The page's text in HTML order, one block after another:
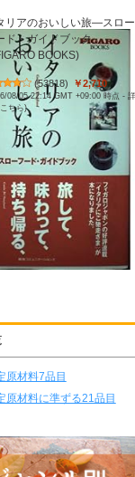
リアのおいしい旅―スロー
ド・ガイドブック
BOOKS)
(53818) ￥2,710
08/05 22:14 GMT +09:00 時点 -詳
ちら)
原材料7品目
原材料に準ずる21品目